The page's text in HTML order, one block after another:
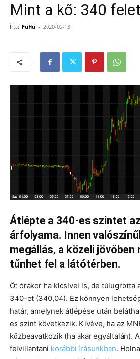
Mint a kő: 340
Írta: FüHü - 2020-02-13
Átlépte a 340-es szintet
árfolyama. Innen
megállás, a közeli jövőben
tűnhet fel a látótérben.
Öt órakor ha kicsivel is, de túlugrotta
340-et (340,04). Ez könnyen
határ, amelynek átlépése után
es szint következik. Kivéve, ha az
közbeavatkozik (ha akar egyáltalán).
felvillantani korábbi írásunkban.